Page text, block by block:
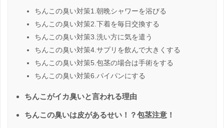
ちんこの臭い対策1.朝晩シャワーを浴びる
ちんこの臭い対策2.下着を毎日交換する
ちんこの臭い対策3.洗い方に気を遣う
ちんこの臭い対策4.サプリを飲んで大きくする
ちんこの臭い対策5.包茎の場合は手術をする
ちんこの臭い対策6.パイパンにする
ちんこがイカ臭いと言われる理由
ちんこの臭いは皮があるせい！？包茎注意！